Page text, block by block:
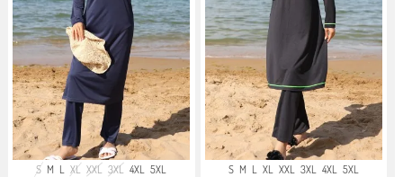
S M L XL XXL 3XL 4XL 5XL S M L XL XXL 3XL 4XL 5XL